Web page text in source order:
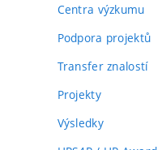
Centra výzkumu
Podpora projektů
Transfer znalostí
Projekty
Výsledky